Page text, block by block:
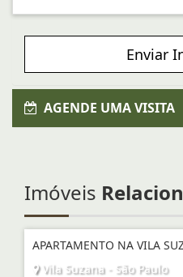
Enviar
AGENDE UMA VISITA
Imóveis
APARTAMENTO NA VILA
Vila Suzana - São Paulo